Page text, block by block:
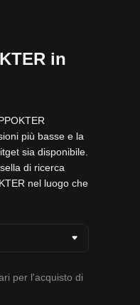
in
più basse e la
sia disponibile.
di ricerca
nel luogo che
per l'acquisto di